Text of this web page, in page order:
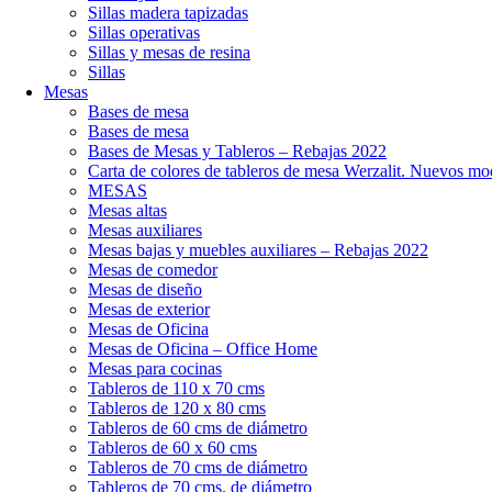
Sillas madera tapizadas
Sillas operativas
Sillas y mesas de resina
Sillas
Mesas
Bases de mesa
Bases de mesa
Bases de Mesas y Tableros – Rebajas 2022
Carta de colores de tableros de mesa Werzalit. Nuevos
MESAS
Mesas altas
Mesas auxiliares
Mesas bajas y muebles auxiliares – Rebajas 2022
Mesas de comedor
Mesas de diseño
Mesas de exterior
Mesas de Oficina
Mesas de Oficina – Office Home
Mesas para cocinas
Tableros de 110 x 70 cms
Tableros de 120 x 80 cms
Tableros de 60 cms de diámetro
Tableros de 60 x 60 cms
Tableros de 70 cms de diámetro
Tableros de 70 cms. de diámetro